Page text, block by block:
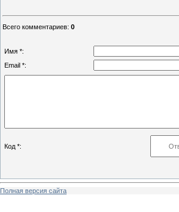
Всего комментариев: 0
Имя *:
Email *:
Код *:
Полная версия сайта